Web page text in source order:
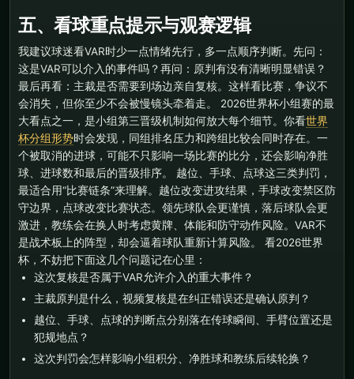
五、看球重点提示与观赛逻辑
我建议球迷看VAR时少一点情绪先行，多一点顺序判断。先问：
这是VAR可以介入的事件吗？再问：原判有没有清晰明显错误？
最后再看：主裁是否需要到场边亲自复核。这样看比赛，争议不
会消失，但你至少不会被慢镜头牵着走。 2026世界杯小组赛的最
大看点之一，是小组第三晋级机制如何放大每个细节。你看世界
杯分组形势时会发现，同组排名压力和跨组比较会同时存在。一
个被取消的进球，可能不只影响一场比赛的比分，还会影响净胜
球、进球数和最后的晋级排序。 越位、手球、点球这三类判罚，
最适合用“比赛链条”来理解。越位改变进攻结果，手球改变禁区防
守边界，点球改变比赛状态。领先球队会更谨慎，落后球队会更
激进，教练会在换人时考虑黄牌、体能和防守动作风险。VAR不
是战术板上的阵型，却会逼着球队重新计算风险。 看2026世界
杯，不妨把下面这几个问题记在心里：
这次复核是否属于VAR允许介入的重大事件？
主裁原判是什么，视频复核是在纠正错误还是确认原判？
越位、手球、点球的判断点分别落在传球瞬间、手臂位置还是
犯规地点？
这次判罚会怎样影响小组积分、净胜球和教练后续轮换？